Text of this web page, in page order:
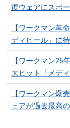
復ウェアにスポ
【ワークマン革
ディヒール」に
【ワークマン26
大ヒット「メデ
【ワークマン爆
ェアが過去最高